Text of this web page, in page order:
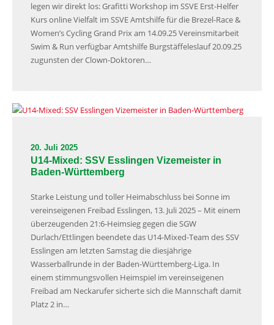
legen wir direkt los: Grafitti Workshop im SSVE Erst-Helfer
Kurs online Vielfalt im SSVE Amtshilfe für die Brezel-Race &
Women’s Cycling Grand Prix am 14.09.25 Vereinsmitarbeit
Swim & Run verfügbar Amtshilfe Burgstäffeleslauf 20.09.25
zugunsten der Clown-Doktoren…
20. Juli 2025
U14-Mixed: SSV Esslingen Vizemeister in
Baden-Württemberg
Starke Leistung und toller Heimabschluss bei Sonne im
vereinseigenen Freibad Esslingen, 13. Juli 2025 – Mit einem
überzeugenden 21:6-Heimsieg gegen die SGW
Durlach/Ettlingen beendete das U14-Mixed-Team des SSV
Esslingen am letzten Samstag die diesjährige
Wasserballrunde in der Baden-Württemberg-Liga. In
einem stimmungsvollen Heimspiel im vereinseigenen
Freibad am Neckarufer sicherte sich die Mannschaft damit
Platz 2 in…